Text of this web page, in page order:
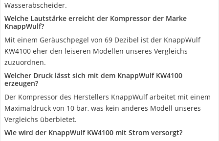
Wasserabscheider.
Welche Lautstärke erreicht der Kompressor der Marke
KnappWulf?
Mit einem Geräuschpegel von 69 Dezibel ist der KnappWulf
KW4100 eher den leiseren Modellen unseres Vergleichs
zuzuordnen.
Welcher Druck lässt sich mit dem KnappWulf KW4100
erzeugen?
Der Kompressor des Herstellers KnappWulf arbeitet mit einem
Maximaldruck von 10 bar, was kein anderes Modell unseres
Vergleichs überbietet.
Wie wird der KnappWulf KW4100 mit Strom versorgt?